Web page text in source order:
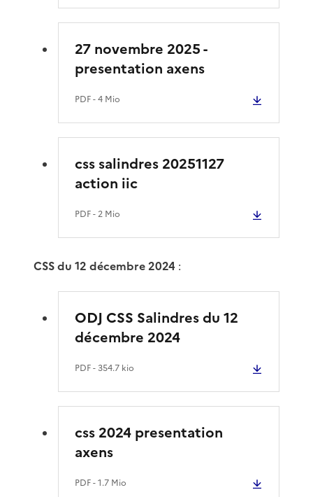
27 novembre 2025 -
presentation axens
PDF- 4 Mio
css salindres 20251127
action iic
PDF- 2 Mio
CSS du 12 décembre 2024 :
ODJ CSS Salindres du 12
décembre 2024
PDF- 354.7 kio
css 2024 presentation
axens
PDF- 1.7 Mio